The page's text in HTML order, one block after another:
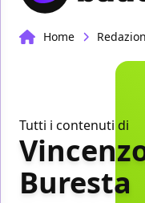
Home
Tutti i contenuti di
Buresta